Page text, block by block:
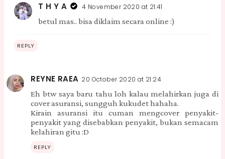
T H Y A 4 November 2020 at 21:41
betul mas.. bisa diklaim secara online :)
REPLY
REYNE RAEA 20 October 2020 at 21:24
Eh btw saya baru tahu loh kalau melahirkan juga di
cover asuransi, sungguh kukudet hahaha.
Kirain asuransi itu cuman mengcover penyakit-
penyakit yang disebabkan penyakit, bukan semacam
kelahiran gitu :D
REPLY